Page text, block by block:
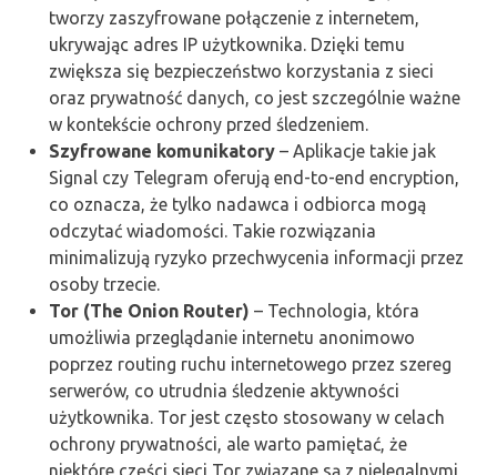
tworzy zaszyfrowane połączenie z internetem,
ukrywając adres IP użytkownika. Dzięki temu
zwiększa się bezpieczeństwo korzystania z sieci
oraz prywatność danych, co jest szczególnie ważne
w kontekście ochrony przed śledzeniem.
Szyfrowane komunikatory – Aplikacje takie jak
Signal czy Telegram oferują end-to-end encryption,
co oznacza, że tylko nadawca i odbiorca mogą
odczytać wiadomości. Takie rozwiązania
minimalizują ryzyko przechwycenia informacji przez
osoby trzecie.
Tor (The Onion Router) – Technologia, która
umożliwia przeglądanie internetu anonimowo
poprzez routing ruchu internetowego przez szereg
serwerów, co utrudnia śledzenie aktywności
użytkownika. Tor jest często stosowany w celach
ochrony prywatności, ale warto pamiętać, że
niektóre części sieci Tor związane są z nielegalnymi